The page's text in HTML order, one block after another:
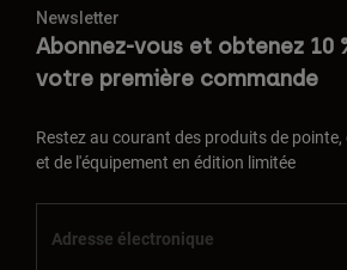
Newsletter
Abonnez-vous et obtenez 10
votre première commande
Restez au courant des produits de
et de l'équipement en édition limitée